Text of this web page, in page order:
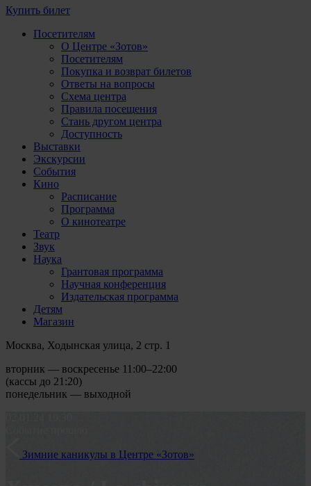
Купить билет
Посетителям
О Центре «Зотов»
Посетителям
Покупка и возврат билетов
Ответы на вопросы
Схема центра
Правила посещения
Стань другом центра
Доступность
Выставки
Экскурсии
События
Кино
Расписание
Программа
О кинотеатре
Театр
Звук
Наука
Грантовая программа
Научная конференция
Издательская программа
Детям
Магазин
Москва, Ходынская улица, 2 стр. 1
вторник — воскресенье 11:00–22:00
(кассы до 21:20)
понедельник — выходной
Зимние каникулы в Центре «Зотов»